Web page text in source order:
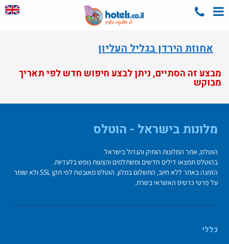
אחוזת הירדן בגליל העליון
מבצע זה הסתיים, ניתן לבצע חיפוש חדש לפי תאריך
מבוקש
מלונות בישראל - הוטלס
הוטלס, אתר המלונות הותיק והגדול בישראל
בהוטלס תמצאו דילים חדשים ומשתלמים והצעות נופש בלעדיות.
הזמנה באתר ללא חיוב, התשלום במלון. הוטלס מאובטח לפי תקן SSL ולא שומר
על פרטי כרטיס האשראי בשרת.
כללי